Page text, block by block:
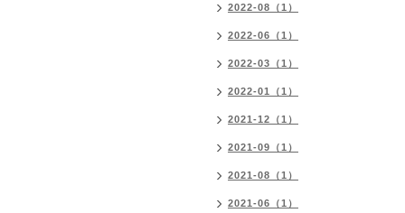
2022-08（1）
2022-06（1）
2022-03（1）
2022-01（1）
2021-12（1）
2021-09（1）
2021-08（1）
2021-06（1）